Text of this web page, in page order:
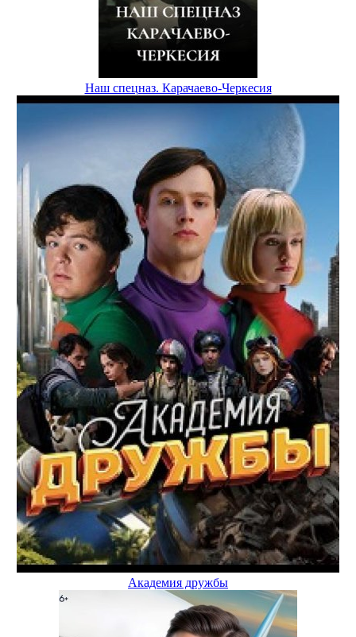
Наш спецназ. Карачаево-Черкесия
Академия дружбы